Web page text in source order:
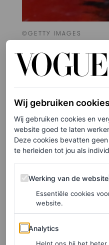
©GETTY IMAGES
5 /21
Wij gebruiken cookies
Wij gebruiken cookies en
website goed te laten
Deze cookies bevatten
te herleiden tot jou als
Werking van de website
Werking van de website
Essentiële cookies
website.
Analytics
Analytics